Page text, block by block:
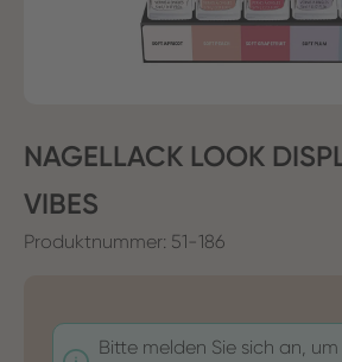
NAGELLACK LOOK
VIBES
Produktnummer: 51-186
Bitte melden Sie sich an,